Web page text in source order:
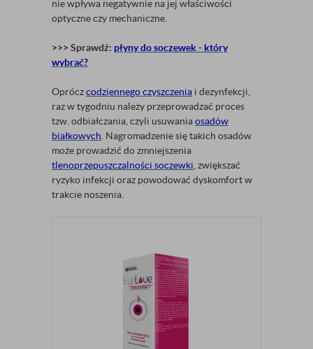
nie wpływa negatywnie na jej właściwości
optyczne czy mechaniczne.
>>> Sprawdź: płyny do soczewek - który
wybrać?
Opróczcodziennego czyszczenia i dezynfekcji,
raz w tygodniu należy przeprowadzać proces
tzw. odbiałczania, czyli usuwaniaosadów
białkowych . Nagromadzenie się takich osadów
może prowadzić do zmniejszenia
tlenoprzepuszczalności soczewki , zwiększać
ryzyko infekcji oraz powodować dyskomfort w
trakcie noszenia.